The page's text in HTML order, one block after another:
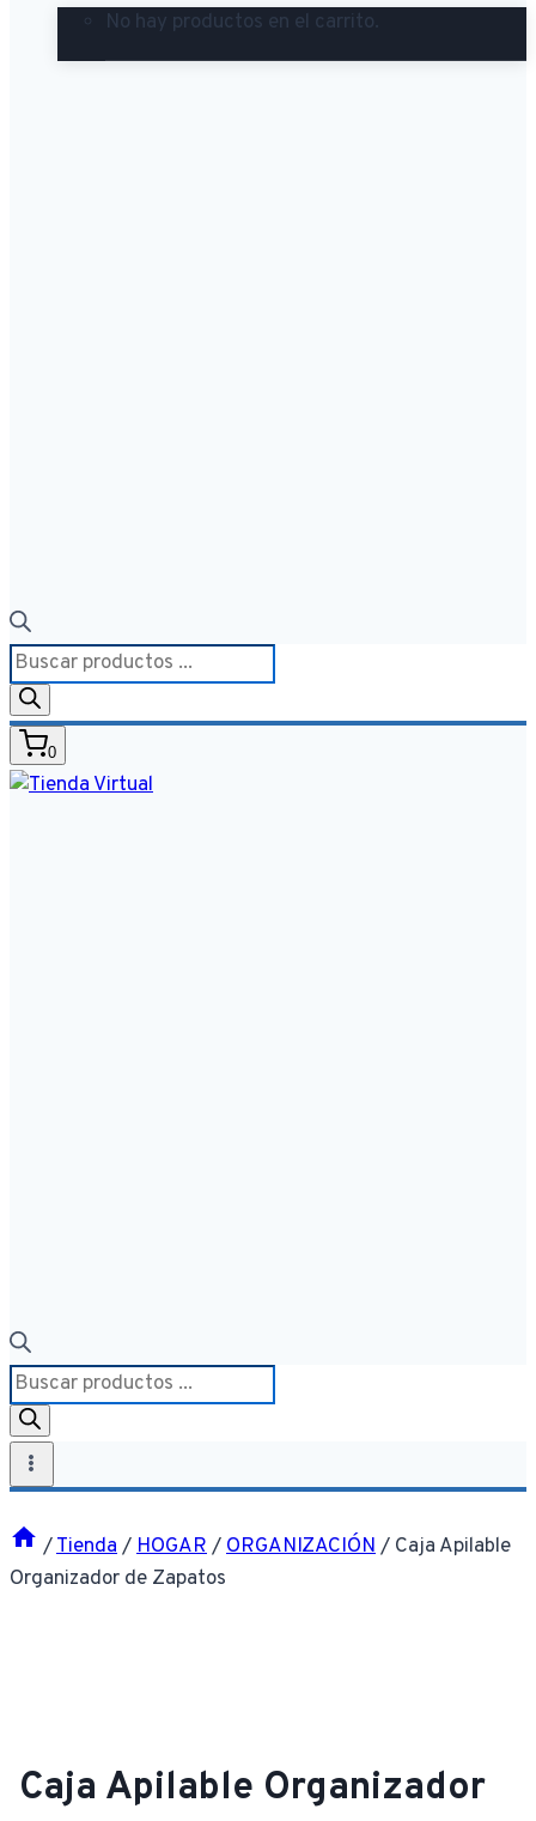
No hay productos en el carrito.
Búsqueda
de
productos
0
Búsqueda
de
productos
/Tienda/HOGAR/ORGANIZACIÓN/ Caja Apilable
Organizador de Zapatos
Caja Apilable Organizador